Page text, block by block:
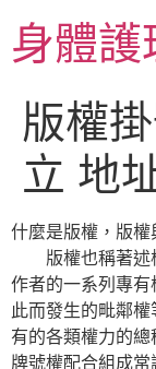
主身體護
版權
立 地
什麼是版權，版權
版權也稱著述
作者的一系列專
此而發生的毗鄰
有的各類權力的總
牌號權配合組成常